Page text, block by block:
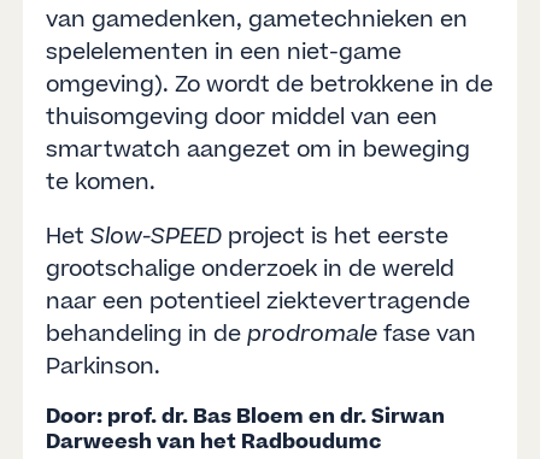
van gamedenken, gametechnieken en
spelelementen in een niet-game
omgeving). Zo wordt de betrokkene in de
thuisomgeving door middel van een
smartwatch aangezet om in beweging
te komen.
Het Slow-SPEED project is het eerste
grootschalige onderzoek in de wereld
naar een potentieel ziektevertragende
behandeling in de prodromale fase van
Parkinson.
Door: prof. dr. Bas Bloem en dr. Sirwan
Darweesh van het Radboudumc